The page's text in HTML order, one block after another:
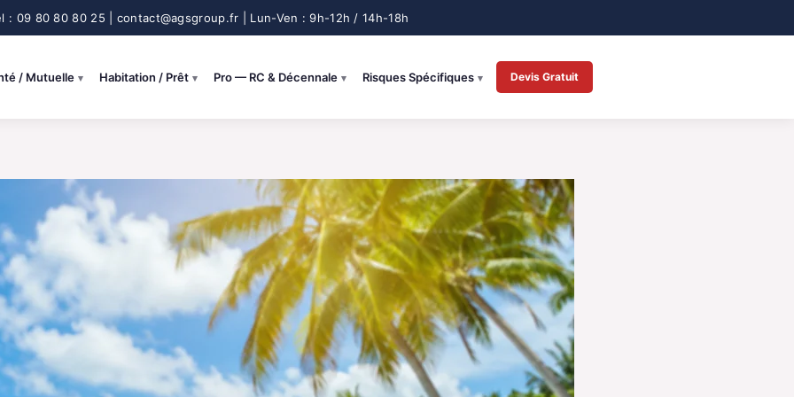
/ Mutuelle Habitation / Prêt Pro — RC & Décennale Risques Spécifiques Devis Gratuit